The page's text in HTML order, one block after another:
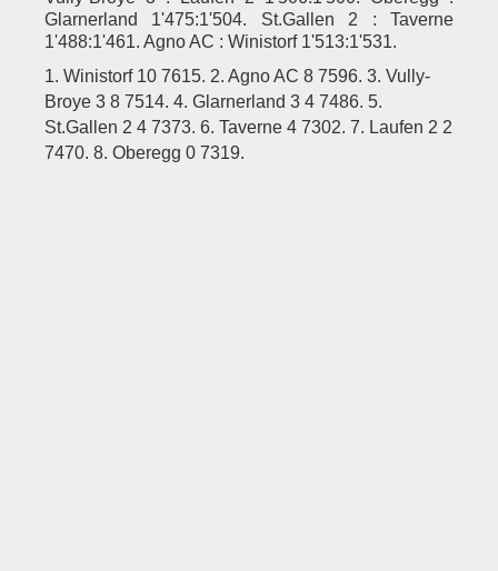
Glarnerland 1'475:1'504. St.Gallen 2 : Taverne
1'488:1'461. Agno AC : Winistorf 1'513:1'531.
1. Winistorf 10 7615. 2. Agno AC 8 7596. 3. Vully-
Broye 3 8 7514. 4. Glarnerland 3 4 7486. 5.
St.Gallen 2 4 7373. 6. Taverne 4 7302. 7. Laufen 2 2
7470. 8. Oberegg 0 7319.